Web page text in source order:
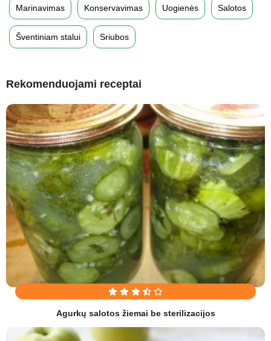
Marinavimas Konservavimas Uogienės Salotos
Šventiniam stalui Sriubos
Rekomenduojami receptai
Agurkų salotos žiemai be sterilizacijos